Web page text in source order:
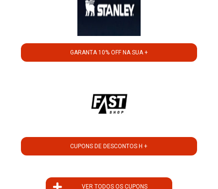
GARANTA 10% OFF NA SUA +
CUPONS DE DESCONTOS H +
VER TODOS OS CUPONS